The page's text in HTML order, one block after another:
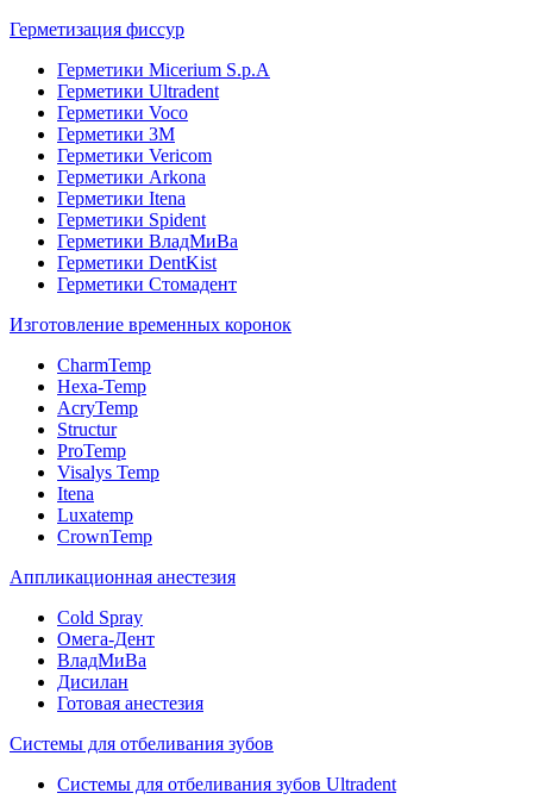
Герметизация фиссур
Герметики Micerium S.p.A
Герметики Ultradent
Герметики Voco
Герметики 3M
Герметики Vericom
Герметики Arkona
Герметики Itena
Герметики Spident
Герметики ВладМиВа
Герметики DentKist
Герметики Стомадент
Изготовление временных коронок
CharmTemp
Hexa-Temp
AcryTemp
Structur
ProTemp
Visalys Temp
Itena
Luxatemp
CrownTemp
Аппликационная анестезия
Cold Spray
Омега-Дент
ВладМиВа
Дисилан
Готовая анестезия
Системы для отбеливания зубов
Системы для отбеливания зубов Ultradent